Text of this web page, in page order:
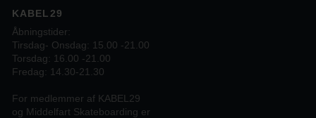
KABEL29
Åbningstider:
Tirsdag- Onsdag: 15.00 -21.00
Torsdag: 16.00 -21.00
Fredag: 14.30-21.30
For medlemmer af KABEL29
og Middelfart Skateboarding er